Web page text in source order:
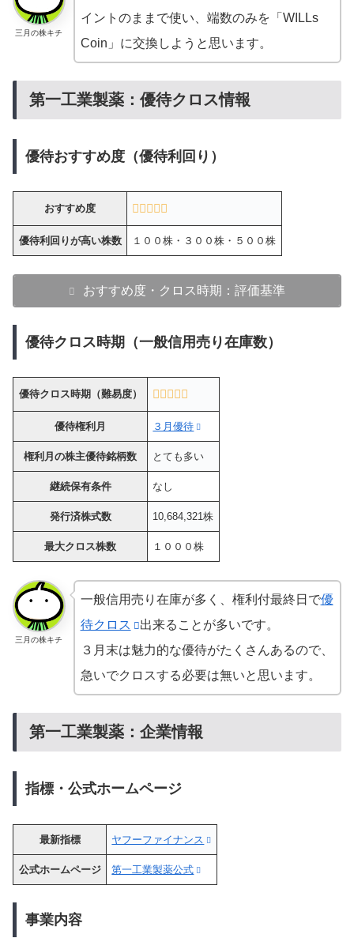
三月の株キチ
イントのままで使い、端数のみを「WILLs
Coin」に交換しようと思います。
第一工業製薬：優待クロス情報
優待おすすめ度（優待利回り）
おすすめ度
優待利回りが高い株数 １００株・３００株・５００株
おすすめ度・クロス時期：評価基準
優待クロス時期（一般信用売り在庫数）
優待クロス時期（難易度）
優待権利月 ３月優待
権利月の株主優待銘柄数 とても多い
継続保有条件 なし
発行済株式数 10,684,321株
最大クロス株数 １０００株
三月の株キチ
一般信用売り在庫が多く、権利付最終日で優
待クロス
出来ることが多いです。
３月末は魅力的な優待がたくさんあるので、
急いでクロスする必要は無いと思います。
第一工業製薬：企業情報
指標・公式ホームページ
最新指標 ヤフーファイナンス
公式ホームページ 第一工業製薬公式
事業内容